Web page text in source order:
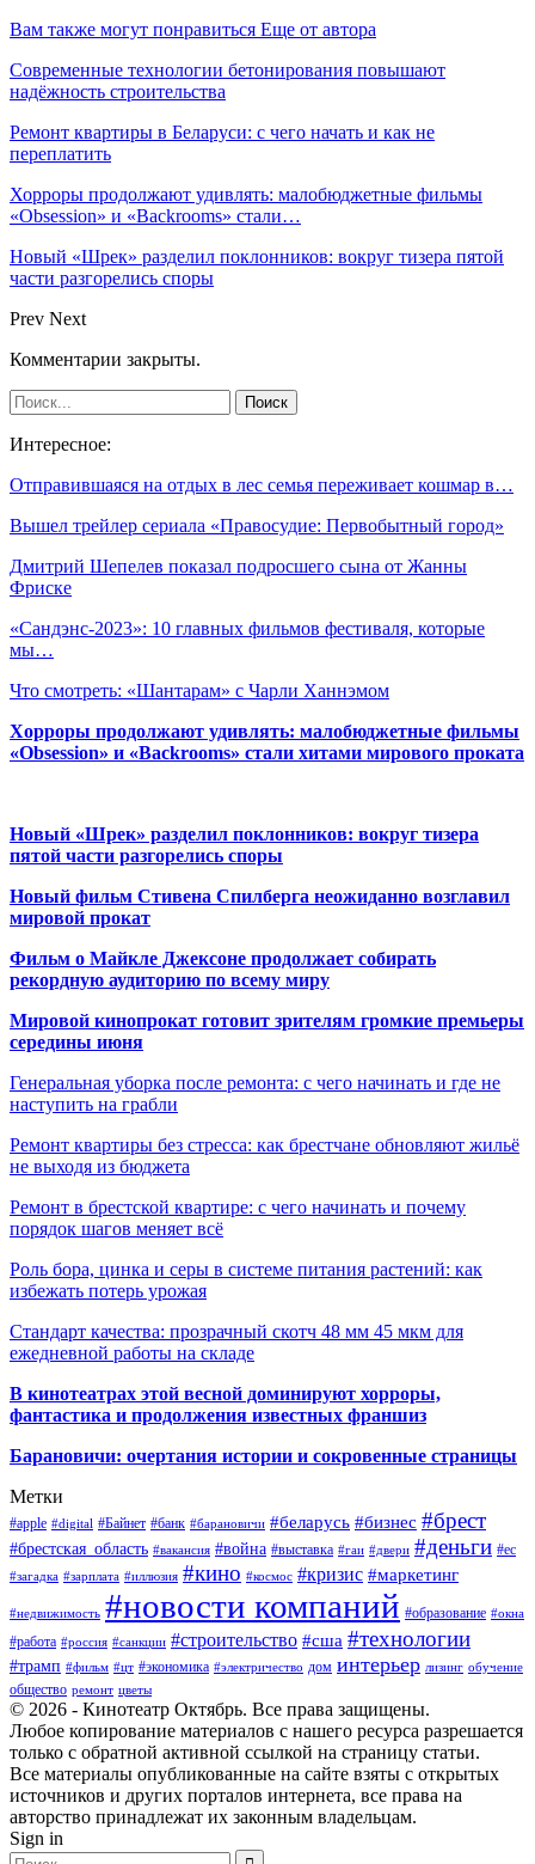
Вам также могут понравиться Еще от автора
Современные технологии бетонирования повышают
надёжность строительства
Ремонт квартиры в Беларуси: с чего начать и как не
переплатить
Хорроры продолжают удивлять: малобюджетные фильмы
«Obsession» и «Backrooms» стали…
Новый «Шрек» разделил поклонников: вокруг тизера пятой
части разгорелись споры
Prev Next
Комментарии закрыты.
Интересное:
Отправившаяся на отдых в лес семья переживает кошмар в…
Вышел трейлер сериала «Правосудие: Первобытный город»
Дмитрий Шепелев показал подросшего сына от Жанны
Фриске
«Сандэнс-2023»: 10 главных фильмов фестиваля, которые
мы…
Что смотреть: «Шантарам» с Чарли Ханнэмом
Хорроры продолжают удивлять: малобюджетные фильмы
«Obsession» и «Backrooms» стали хитами мирового проката
Новый «Шрек» разделил поклонников: вокруг тизера
пятой части разгорелись споры
Новый фильм Стивена Спилберга неожиданно возглавил
мировой прокат
Фильм о Майкле Джексоне продолжает собирать
рекордную аудиторию по всему миру
Мировой кинопрокат готовит зрителям громкие премьеры
середины июня
Генеральная уборка после ремонта: с чего начинать и где не
наступить на грабли
Ремонт квартиры без стресса: как брестчане обновляют жильё
не выходя из бюджета
Ремонт в брестской квартире: с чего начинать и почему
порядок шагов меняет всё
Роль бора, цинка и серы в системе питания растений: как
избежать потерь урожая
Стандарт качества: прозрачный скотч 48 мм 45 мкм для
ежедневной работы на складе
В кинотеатрах этой весной доминируют хорроры,
фантастика и продолжения известных франшиз
Барановичи: очертания истории и сокровенные страницы
Метки
#apple #digital #Байнет #банк #барановичи #беларусь #бизнес #брест
#брестская_область #вакансия #война #выставка #гаи #двери #деньги #ес
#загадка #зарплата #иллюзия #кино #космос #кризис #маркетинг
#недвижимость #новости компаний #образование #окна
#работа #россия #санкции #строительство #сша #технологии
#трамп #фильм #цт #экономика #электричество дом интерьер лизинг обучение
общество ремонт цветы
© 2026 - Кинотеатр Октябрь. Все права защищены.
Любое копирование материалов с нашего ресурса разрешается
только с обратной активной ссылкой на страницу статьи.
Все материалы опубликованные на сайте взяты с открытых
источников и других порталов интернета, все права на
авторство принадлежат их законным владельцам.
Sign in